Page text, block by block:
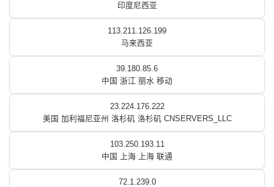
印度尼西亚
113.211.126.199
马来西亚
39.180.85.6
中国 浙江 丽水 移动
23.224.176.222
美国 加利福尼亚州 洛杉矶 洛杉矶 CNSERVERS_LLC
103.250.193.11
中国 上海 上海 联通
72.1.239.0